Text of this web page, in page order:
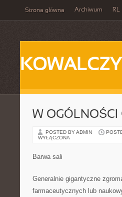
Strona główna Archiwum RL
W OGÓLNOŚCI
POSTED BY ADMIN
WYŁĄCZONA
Barwa sali
Generalnie gigantyczne
farmaceutycznych lub